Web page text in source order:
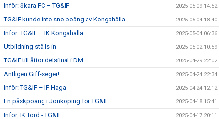
Inför: Skara FC – TG&IF 2025-05-09 14:52
TG&IF kunde inte sno poäng av Kongahälla 2025-05-04 18:40
Inför: TG&IF – IK Kongahälla 2025-05-04 06:36
Utbildning ställs in 2025-05-02 10:59
TG&IF till åttondelsfinal i DM 2025-04-29 22:02
Äntligen Giff-seger! 2025-04-24 22:34
Inför: TG&IF – IF Haga 2025-04-24 12:12
En påskpoäng i Jönköping för TG&IF 2025-04-18 15:41
Inför: IK Tord - TG&IF 2025-04-17 20:11